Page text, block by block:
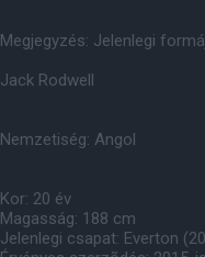
Megjegyzés: Jelenlegi
Jack Rodwell
Nemzetiség: Angol
Kor: 20 év
Magasság: 188 cm
Jelenlegi csapat: Everton